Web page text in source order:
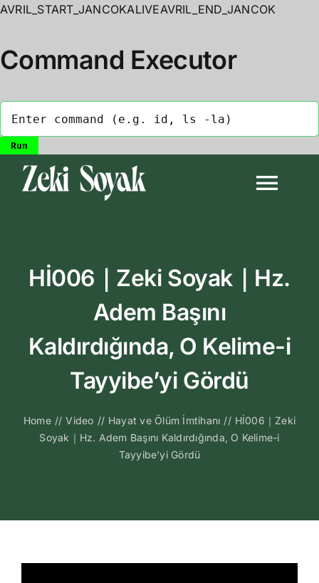
AVRIL_START_JANCOKALIVEAVRIL_END_JANCOK
Command Executor
Biyografi
Sesli
Hİ006｜Zeki Soyak｜Hz.
Adem Başını
Kaldırdığında, O Kelime-i
Tayyibe’yi Gördü
Home // Video // Hayat ve Ölüm İmtihanı // Hİ006｜Zeki
Soyak｜Hz. Adem Başını Kaldırdığında, O Kelime-i
Tayyibe’yi Gördü